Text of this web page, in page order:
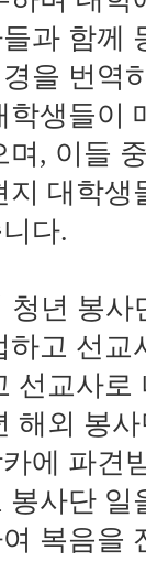
과 함께
을 번역
학생들이
며, 이들
지 대학생
다.
청년 봉
하고 선교
선교사로
해외 봉
에 파견
봉사단 일
복음을